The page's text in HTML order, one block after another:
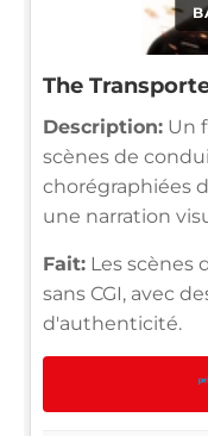
The
Description: Un
scènes de
chorégraphiées
une narration
Fait: Les scènes
sans CGI, avec
d'authenticité.